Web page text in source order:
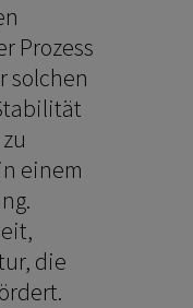
Prozess
solchen
einem
die